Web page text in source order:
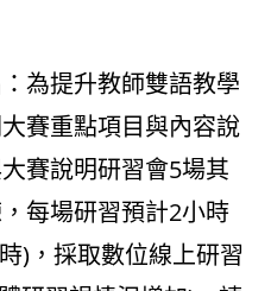
為提升教師雙語教學
賽重點項目與內容說
賽說明研習會5場其
每場研習預計2小時
)，採取數位線上研習